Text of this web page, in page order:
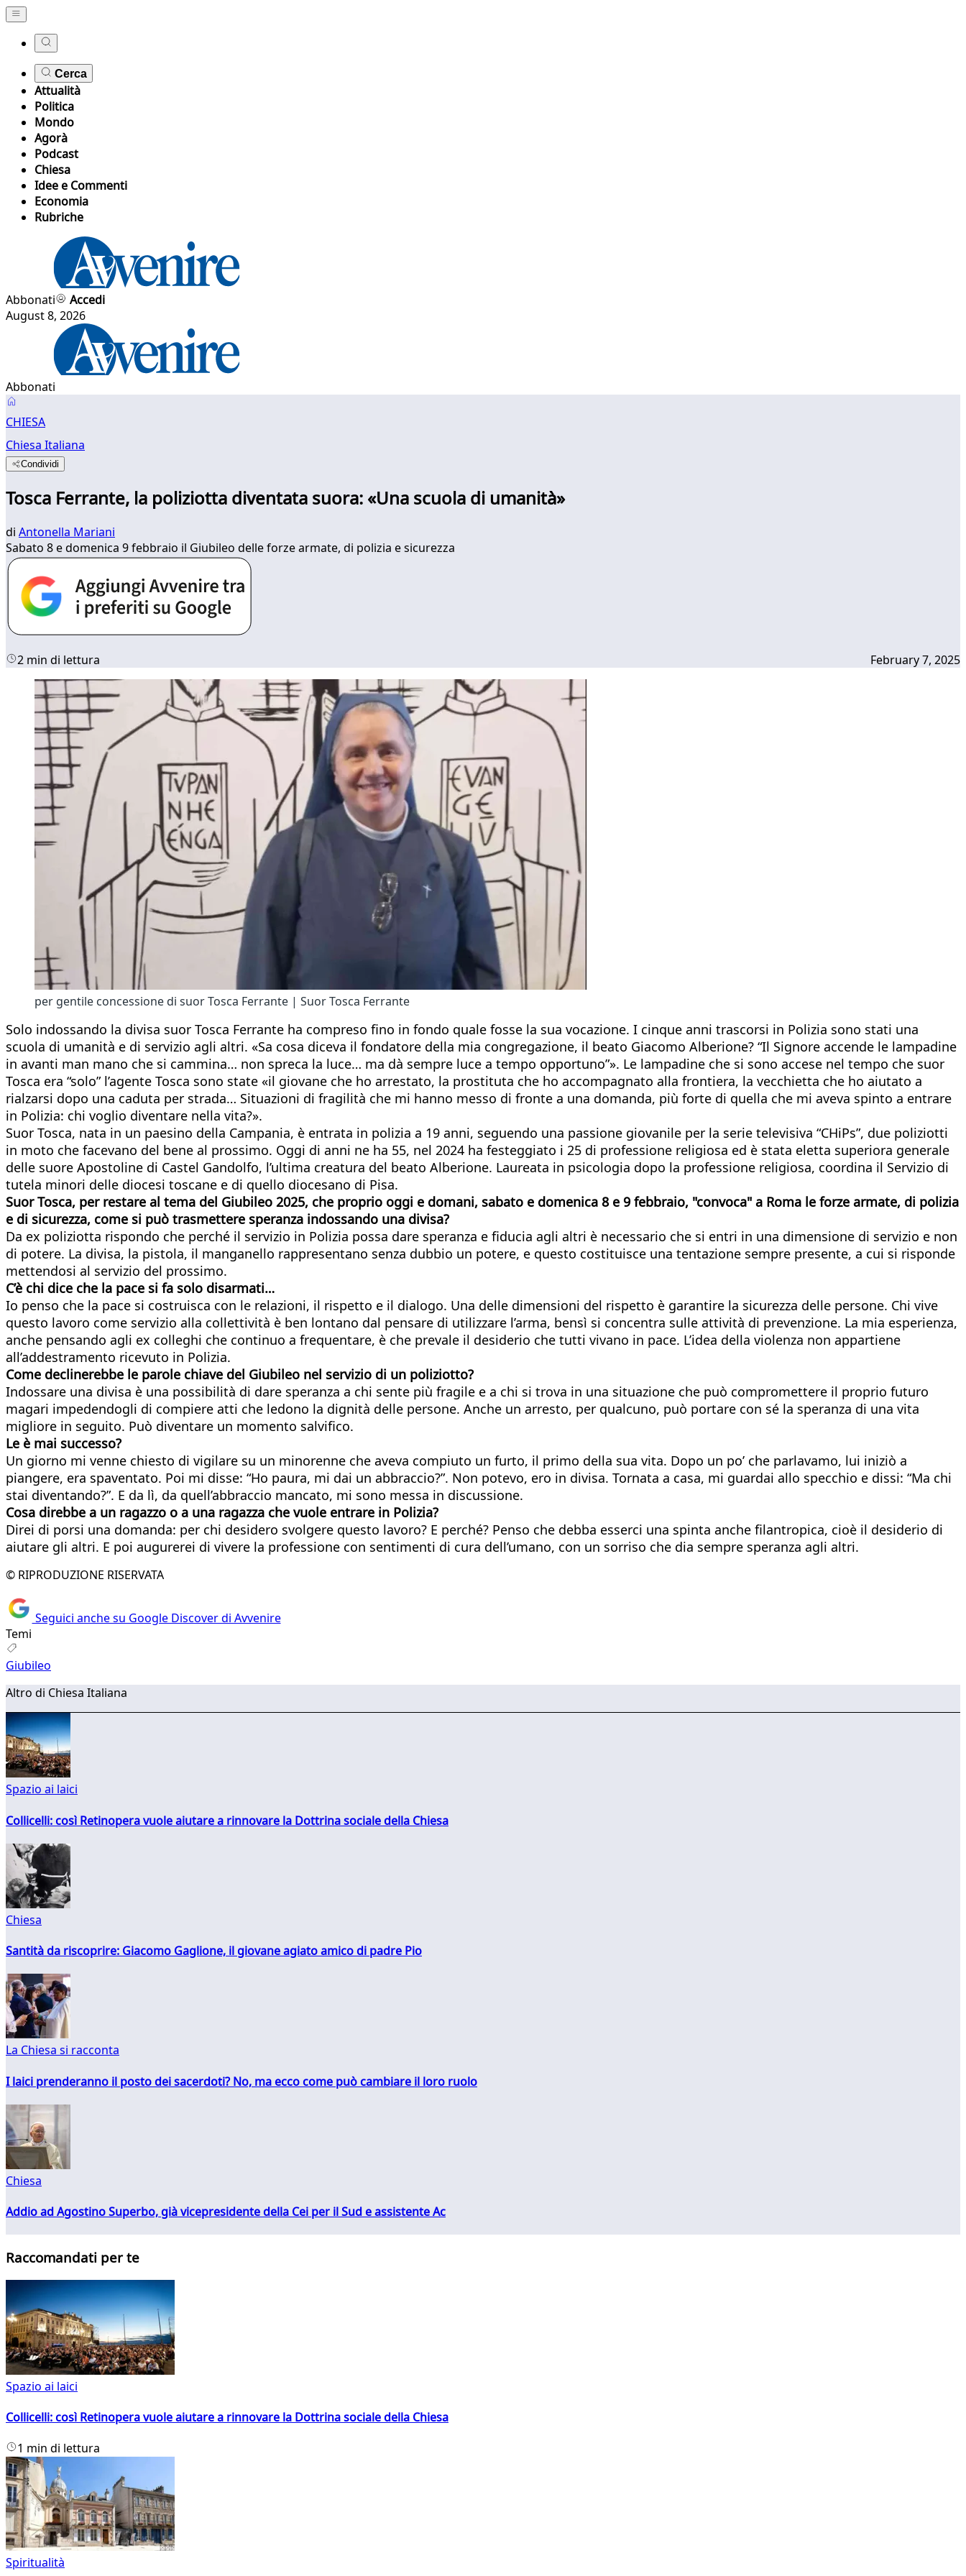
Cerca
Attualità
Politica
Mondo
Agorà
Podcast
Chiesa
Idee e Commenti
Economia
Rubriche
Abbonati
Accedi
August 8, 2026
Abbonati
CHIESA
Chiesa Italiana
Condividi
Tosca Ferrante, la poliziotta diventata suora: «Una scuola di umanità»
di Antonella Mariani
Sabato 8 e domenica 9 febbraio il Giubileo delle forze armate, di polizia e sicurezza
2 min di lettura February 7, 2025
per gentile concessione di suor Tosca Ferrante | Suor Tosca Ferrante
Solo indossando la divisa suor Tosca Ferrante ha compreso fino in fondo quale fosse la sua vocazione. I cinque anni trascorsi in Polizia sono stati una
scuola di umanità e di servizio agli altri. «Sa cosa diceva il fondatore della mia congregazione, il beato Giacomo Alberione? “Il Signore accende le lampadine
in avanti man mano che si cammina… non spreca la luce… ma dà sempre luce a tempo opportuno”». Le lampadine che si sono accese nel tempo che suor
Tosca era “solo” l’agente Tosca sono state «il giovane che ho arrestato, la prostituta che ho accompagnato alla frontiera, la vecchietta che ho aiutato a
rialzarsi dopo una caduta per strada… Situazioni di fragilità che mi hanno messo di fronte a una domanda, più forte di quella che mi aveva spinto a entrare
in Polizia: chi voglio diventare nella vita?».
Suor Tosca, nata in un paesino della Campania, è entrata in polizia a 19 anni, seguendo una passione giovanile per la serie televisiva “CHiPs”, due poliziotti
in moto che facevano del bene al prossimo. Oggi di anni ne ha 55, nel 2024 ha festeggiato i 25 di professione religiosa ed è stata eletta superiora generale
delle suore Apostoline di Castel Gandolfo, l’ultima creatura del beato Alberione. Laureata in psicologia dopo la professione religiosa, coordina il Servizio di
tutela minori delle diocesi toscane e di quello diocesano di Pisa.
Suor Tosca, per restare al tema del Giubileo 2025, che proprio oggi e domani, sabato e domenica 8 e 9 febbraio, "convoca" a Roma le forze armate, di polizia
e di sicurezza, come si può trasmettere speranza indossando una divisa?
Da ex poliziotta rispondo che perché il servizio in Polizia possa dare speranza e fiducia agli altri è necessario che si entri in una dimensione di servizio e non
di potere. La divisa, la pistola, il manganello rappresentano senza dubbio un potere, e questo costituisce una tentazione sempre presente, a cui si risponde
mettendosi al servizio del prossimo.
C’è chi dice che la pace si fa solo disarmati…
Io penso che la pace si costruisca con le relazioni, il rispetto e il dialogo. Una delle dimensioni del rispetto è garantire la sicurezza delle persone. Chi vive
questo lavoro come servizio alla collettività è ben lontano dal pensare di utilizzare l’arma, bensì si concentra sulle attività di prevenzione. La mia esperienza,
anche pensando agli ex colleghi che continuo a frequentare, è che prevale il desiderio che tutti vivano in pace. L’idea della violenza non appartiene
all’addestramento ricevuto in Polizia.
Come declinerebbe le parole chiave del Giubileo nel servizio di un poliziotto?
Indossare una divisa è una possibilità di dare speranza a chi sente più fragile e a chi si trova in una situazione che può compromettere il proprio futuro
magari impedendogli di compiere atti che ledono la dignità delle persone. Anche un arresto, per qualcuno, può portare con sé la speranza di una vita
migliore in seguito. Può diventare un momento salvifico.
Le è mai successo?
Un giorno mi venne chiesto di vigilare su un minorenne che aveva compiuto un furto, il primo della sua vita. Dopo un po’ che parlavamo, lui iniziò a
piangere, era spaventato. Poi mi disse: “Ho paura, mi dai un abbraccio?”. Non potevo, ero in divisa. Tornata a casa, mi guardai allo specchio e dissi: “Ma chi
stai diventando?”. E da lì, da quell’abbraccio mancato, mi sono messa in discussione.
Cosa direbbe a un ragazzo o a una ragazza che vuole entrare in Polizia?
Direi di porsi una domanda: per chi desidero svolgere questo lavoro? E perché? Penso che debba esserci una spinta anche filantropica, cioè il desiderio di
aiutare gli altri. E poi augurerei di vivere la professione con sentimenti di cura dell’umano, con un sorriso che dia sempre speranza agli altri.
© RIPRODUZIONE RISERVATA
Seguici anche su Google Discover di Avvenire
Temi
Giubileo
Altro di Chiesa Italiana
Spazio ai laici
Collicelli: così Retinopera vuole aiutare a rinnovare la Dottrina sociale della Chiesa
Chiesa
Santità da riscoprire: Giacomo Gaglione, il giovane agiato amico di padre Pio
La Chiesa si racconta
I laici prenderanno il posto dei sacerdoti? No, ma ecco come può cambiare il loro ruolo
Chiesa
Addio ad Agostino Superbo, già vicepresidente della Cei per il Sud e assistente Ac
Raccomandati per te
Spazio ai laici
Collicelli: così Retinopera vuole aiutare a rinnovare la Dottrina sociale della Chiesa
1 min di lettura
Spiritualità